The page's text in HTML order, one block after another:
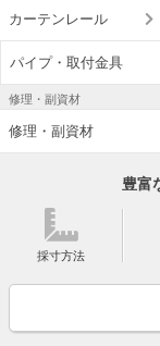
カーテンレール
パイプ・取付金具
修理・副資材
修理・副資材
豊富
採寸方法